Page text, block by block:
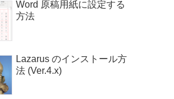
Word 原稿用紙に設定する
方法
Lazarus のインストール方
法 (Ver.4.x)